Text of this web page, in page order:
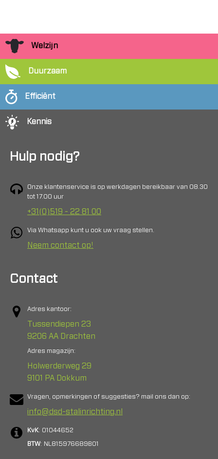
Welzijn
Duurzaam
Efficiënt
Kennis
Hulp nodig?
Onze klantenservice is op werkdagen bereikbaar van 08.30
tot 17.00 uur
+31(0)519 - 22 81 00
Via Whatsapp kunt u ook uw vraag stellen.
Neem contact op!
Contact
Adres kantoor:
Tussendiepen 23
9206 AA Drachten
Adres magazijn:
Holwerderweg 29
9101 PA Dokkum
Vragen, opmerkingen of suggesties? mail ons dan op:
info@dsd-stalinrichting.nl
KvK: 01044652
BTW: NL815976689B01